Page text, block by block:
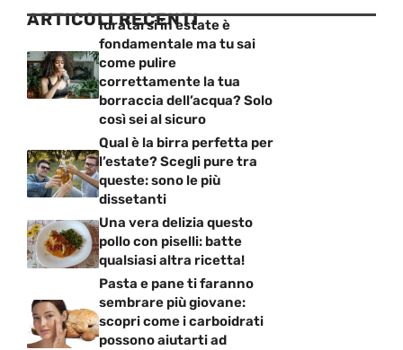
ARTICOLI RECENTI
Idratarsi in estate è
fondamentale ma tu sai
come pulire
correttamente la tua
borraccia dell’acqua? Solo
così sei al sicuro
Qual è la birra perfetta per
l’estate? Scegli pure tra
queste: sono le più
dissetanti
Una vera delizia questo
pollo con piselli: batte
qualsiasi altra ricetta!
Pasta e pane ti faranno
sembrare più giovane:
scopri come i carboidrati
possono aiutarti ad